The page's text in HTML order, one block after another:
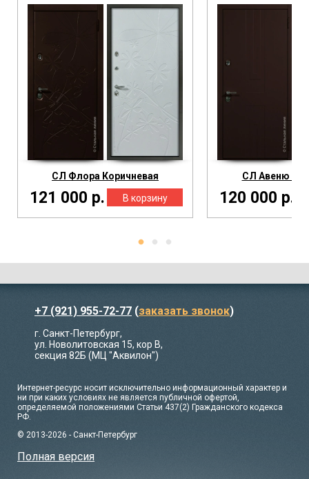
СЛ Флора Коричневая
121 000 р.
СЛ Авеню
120 000 р.
+7 (921) 955-72-77 (заказать звонок)
г. Санкт-Петербург,
ул. Новолитовская 15, кор В,
секция 82Б (МЦ "Аквилон")
Интернет-ресурс носит исключительно информационный характер и
ни при каких условиях не является публичной офертой,
определяемой положениями Статьи 437(2) Гражданского кодекса
РФ.
© 2013-2026 - Санкт-Петербург
Полная версия